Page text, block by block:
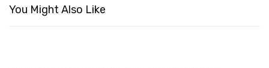
You Might Also Like